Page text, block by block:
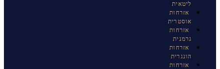
ליטאית
אזרחות
אוסטרית
אזרחות
גרמנית
אזרחות
הונגרית
אזרחות